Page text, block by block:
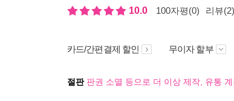
10.0
100자평(0) 리뷰(2)
카드/간편결제 할인 무이자 할부
절판판권 소멸 등으로 더 이상 제작, 유통 계